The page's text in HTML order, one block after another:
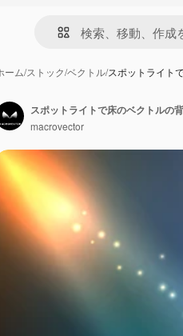
ーム/ストック/ベクトル/スポットライト
macrovector